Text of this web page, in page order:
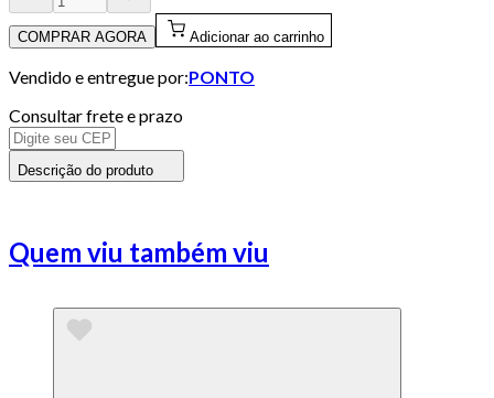
COMPRAR AGORA Adicionar ao carrinho
Vendido e entregue por:PONTO
Consultar frete e prazo
Descrição do produto
Quem viu também viu